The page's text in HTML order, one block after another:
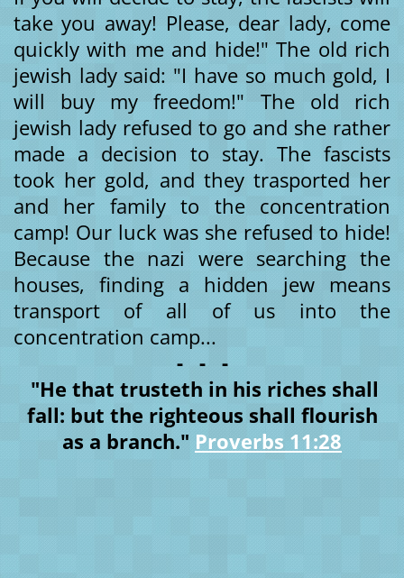
take you away! Please, dear lady, come
quickly with me and hide!" The old rich
jewish lady said: "I have so much gold, I
will buy my freedom!" The old rich
jewish lady refused to go and she rather
made a decision to stay. The fascists
took her gold, and they trasported her
and her family to the concentration
camp! Our luck was she refused to hide!
Because the nazi were searching the
houses, finding a hidden jew means
transport of all of us into the
concentration camp...
- - -
"He that trusteth in his riches shall
fall: but the righteous shall flourish
as a branch." Proverbs 11:28